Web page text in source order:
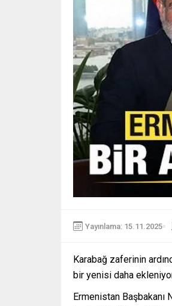
Yayınlama: 15.11.2025
Karabağ zaferinin
bir yenisi daha
Ermenistan Başbakanı